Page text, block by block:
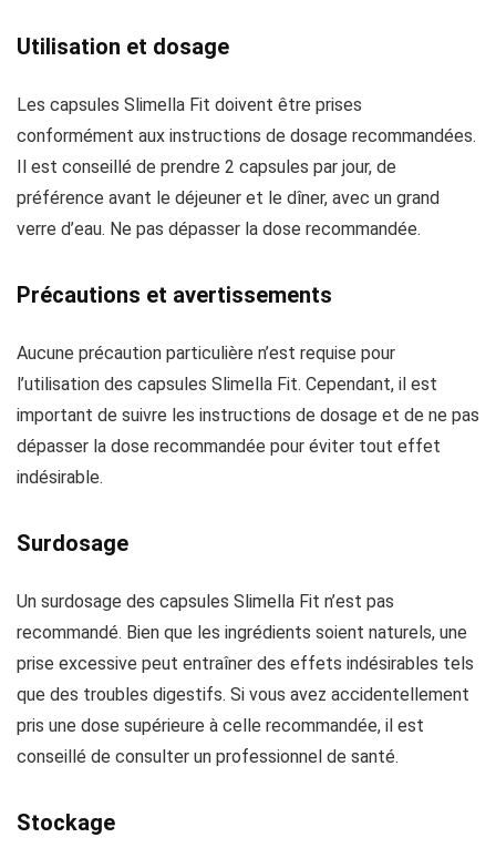
Utilisation et dosage
Les capsules Slimella Fit doivent être prises
conformément aux instructions de dosage recommandées.
Il est conseillé de prendre 2 capsules par jour, de
préférence avant le déjeuner et le dîner, avec un grand
verre d’eau. Ne pas dépasser la dose recommandée.
Précautions et avertissements
Aucune précaution particulière n’est requise pour
l’utilisation des capsules Slimella Fit. Cependant, il est
important de suivre les instructions de dosage et de ne pas
dépasser la dose recommandée pour éviter tout effet
indésirable.
Surdosage
Un surdosage des capsules Slimella Fit n’est pas
recommandé. Bien que les ingrédients soient naturels, une
prise excessive peut entraîner des effets indésirables tels
que des troubles digestifs. Si vous avez accidentellement
pris une dose supérieure à celle recommandée, il est
conseillé de consulter un professionnel de santé.
Stockage